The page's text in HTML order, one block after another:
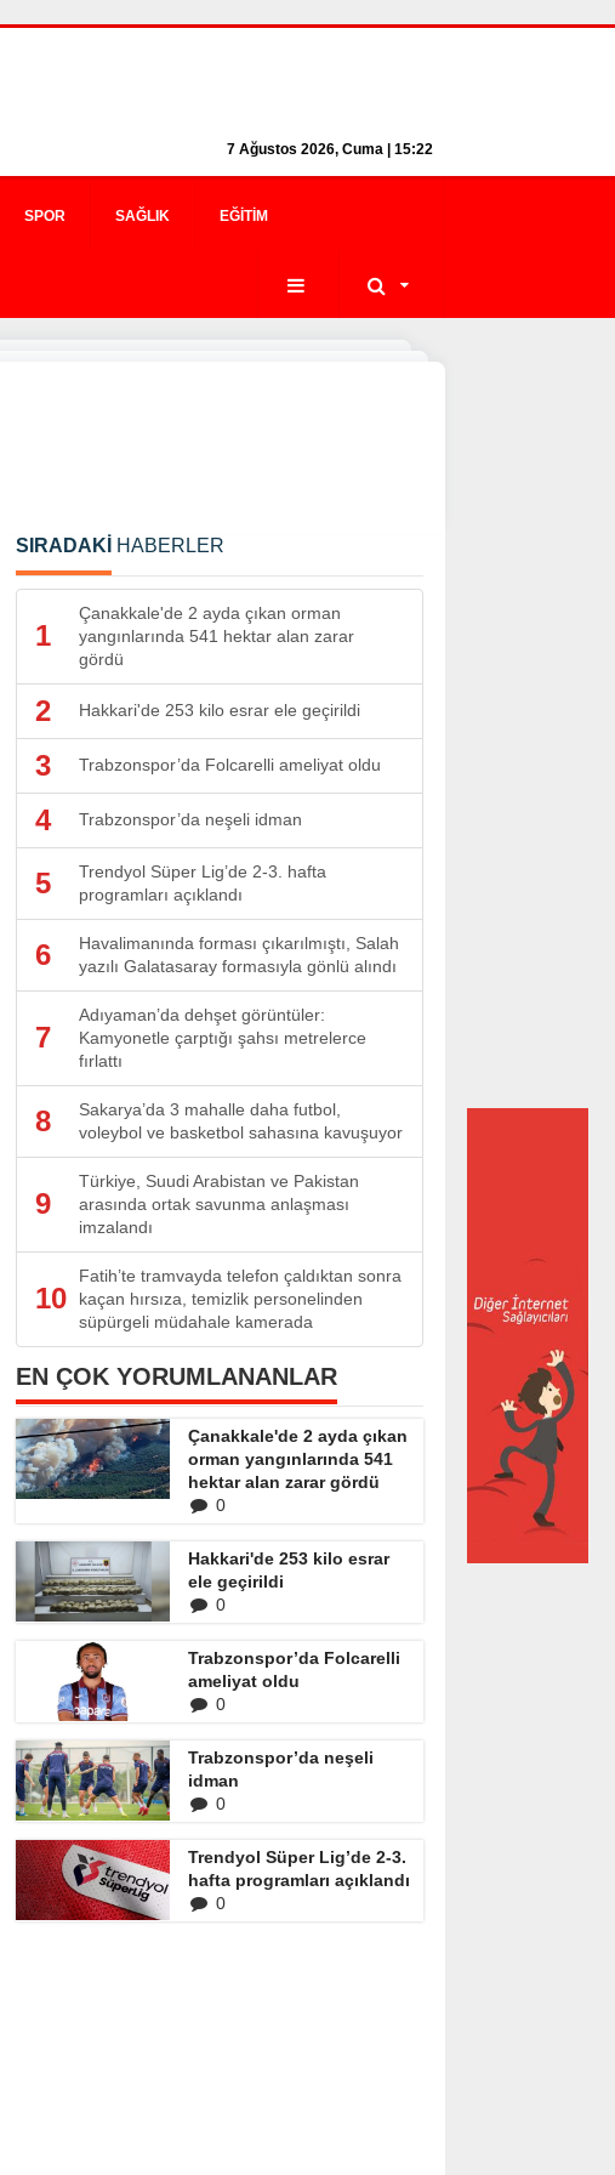
7 Ağustos 2026, Cuma | 15:22
SPOR SAĞLIK EĞITIM
SIRADAKİ HABERLER
1
Çanakkale'de 2 ayda çıkan orman
yangınlarında 541 hektar alan zarar
gördü
2 Hakkari'de 253 kilo esrar ele geçirildi
3 Trabzonspor’da Folcarelli ameliyat oldu
4 Trabzonspor’da neşeli idman
5
Trendyol Süper Lig’de 2-3. hafta
programları açıklandı
6
Havalimanında forması çıkarılmıştı, Salah
yazılı Galatasaray formasıyla gönlü alındı
7
Adıyaman’da dehşet görüntüler:
Kamyonetle çarptığı şahsı metrelerce
fırlattı
8
Sakarya’da 3 mahalle daha futbol,
voleybol ve basketbol sahasına kavuşuyor
9
Türkiye, Suudi Arabistan ve Pakistan
arasında ortak savunma anlaşması
imzalandı
10
Fatih’te tramvayda telefon çaldıktan sonra
kaçan hırsıza, temizlik personelinden
süpürgeli müdahale kamerada
EN ÇOK YORUMLANANLAR
Çanakkale'de 2 ayda çıkan
orman yangınlarında 541
hektar alan zarar gördü
0
Hakkari'de 253 kilo esrar
ele geçirildi
0
Trabzonspor’da Folcarelli
ameliyat oldu
0
Trabzonspor’da neşeli
idman
0
Trendyol Süper Lig’de 2-3.
hafta programları açıklandı
0